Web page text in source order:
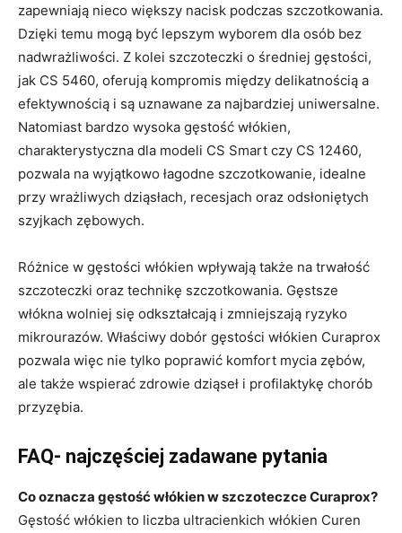
zapewniają nieco większy nacisk podczas szczotkowania.
Dzięki temu mogą być lepszym wyborem dla osób bez
nadwrażliwości. Z kolei szczoteczki o średniej gęstości,
jak CS 5460, oferują kompromis między delikatnością a
efektywnością i są uznawane za najbardziej uniwersalne.
Natomiast bardzo wysoka gęstość włókien,
charakterystyczna dla modeli CS Smart czy CS 12460,
pozwala na wyjątkowo łagodne szczotkowanie, idealne
przy wrażliwych dziąsłach, recesjach oraz odsłoniętych
szyjkach zębowych.
Różnice w gęstości włókien wpływają także na trwałość
szczoteczki oraz technikę szczotkowania. Gęstsze
włókna wolniej się odkształcają i zmniejszają ryzyko
mikrourazów. Właściwy dobór gęstości włókien Curaprox
pozwala więc nie tylko poprawić komfort mycia zębów,
ale także wspierać zdrowie dziąseł i profilaktykę chorób
przyzębia.
FAQ- najczęściej zadawane pytania
Co oznacza gęstość włókien w szczoteczce Curaprox?
Gęstość włókien to liczba ultracienkich włókien Curen